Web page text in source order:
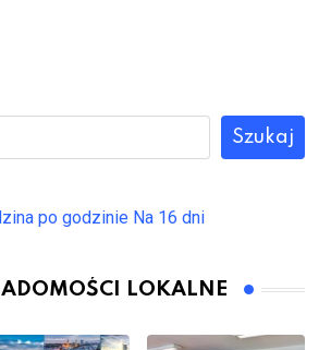
Szukaj
po godzinie Na 16 dni
LOKALNE